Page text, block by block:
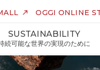
OGGI ONLINE
SUSTAINABILITY
続可能な世界の実現のために